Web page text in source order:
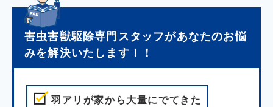
害虫害獣駆除専門スタッフがあなたのお悩
みを解決いたします！！
羽アリが家から大量にでてきた